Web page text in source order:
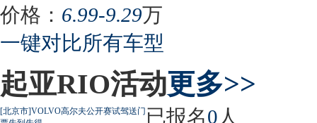
价格： 6.99-9.29万
一键对比所有车型
起亚RIO活动更多>>
[北京市]VOLVO高尔夫公开赛试驾送门 已报名0 人